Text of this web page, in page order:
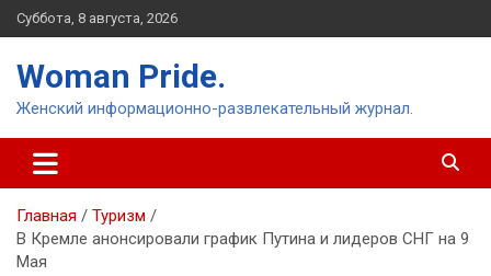
Перейти
к
Суббота, 8 августа, 2026
Woman Pride.
Женский информационно-развлекательный журнал.
Главная
Туризм
В Кремле анонсировали график Путина и лидеров СНГ на 9
Мая